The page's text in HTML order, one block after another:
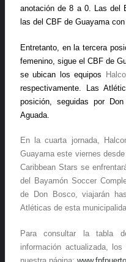
anotación de 8 a 0. Las del
las del CBF de Guayama
Entretanto, en la tercera
femenino, sigue el CBF de
se ubican los equipos
respectivamente. Las
posición, seguidas porDon
Aguada.
En la cuarta jornada,
Guayama este viernes
Caribbean Stars se
del Bayamón Soccer
de Don Bosco, viajarán
Atléticas de esta
Para consultar la tabla
información actualizada,